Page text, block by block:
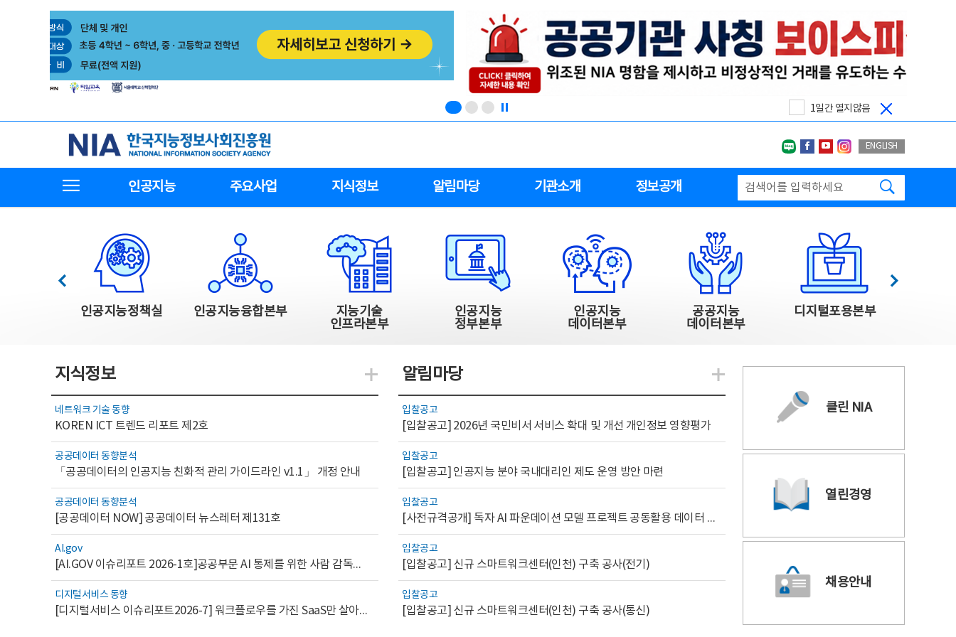
1일간 열지않음
한국지능정보사회진흥원
네이버블로그
페이스북
유투브인스타그랩
ENGLISH
인공지능 주요사업 지식정보 알림마당 기관소개 정보공개
한국지능정보사회진흥원 주요사업
인공지능정책실 인공지능융합본부
지능기술
인프라본부
인공지능
정부본부
인공지능
데이터본부
공공지능
데이터본부
디지털포용본부
이전 다음
지식정보
네트워크 기술 동향
KOREN ICT 트렌드 리포트 제2호
공공데이터 동향분석
「공공데이터의 인공지능 친화적 관리 가이드라인 v1.1」 개정 안내
공공데이터 동향분석
[공공데이터 NOW] 공공데이터 뉴스레터 제131호
AI.gov
[AI.GOV 이슈리포트 2026-1호]공공부문 AI 통제를 위한 사람 감독의 해외 사례 분석 및 시사점
디지털서비스 동향
[디지털서비스 이슈리포트2026-7] 워크플로우를 가진 SaaS만 살아남는다
지식관련 더보기
알림마당
입찰공고
[입찰공고] 2026년 국민비서 서비스 확대 및 개선 개인정보 영향평가
입찰공고
[입찰공고] 인공지능 분야 국내대리인 제도 운영 방안 마련
입찰공고
[사전규격공개] 독자 AI 파운데이션 모델 프로젝트 공동활용 데이터 지원사업(2차)
입찰공고
[입찰공고] 신규 스마트워크센터(인천) 구축 공사(전기)
입찰공고
[입찰공고] 신규 스마트워크센터(인천) 구축 공사(통신)
알림관련 더보기
클린 NIA
열린경영
채용안내